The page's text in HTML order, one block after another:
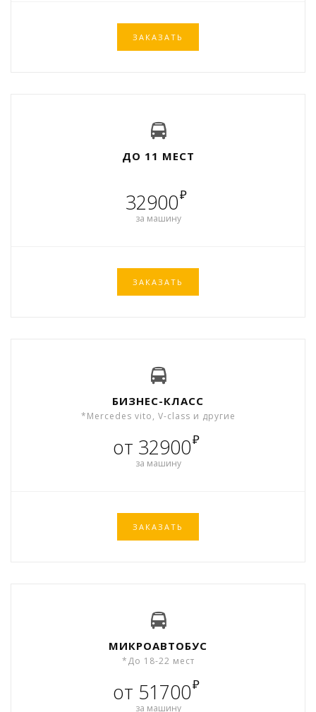
ЗАКАЗАТЬ
ДО 11 МЕСТ
32900₽
за машину
ЗАКАЗАТЬ
БИЗНЕС-КЛАСС
*Mercedes vito, V-class и другие
от 32900₽
за машину
ЗАКАЗАТЬ
МИКРОАВТОБУС
*До 18-22 мест
от 51700₽
за машину